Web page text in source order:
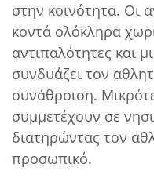
στην κοινότητα. Οι
κοντά ολόκληρα
αντιπαλότητες και
συνδυάζει τον
συνάθροιση.
συμμετέχουν σε
διατηρώντας τον
προσωπικό.